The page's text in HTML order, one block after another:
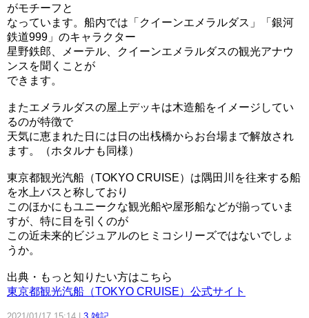
がモチーフと
なっています。船内では「クイーンエメラルダス」「銀河
鉄道999」のキャラクター
星野鉄郎、メーテル、クイーンエメラルダスの観光アナウ
ンスを聞くことが
できます。
またエメラルダスの屋上デッキは木造船をイメージしてい
るのが特徴で
天気に恵まれた日には日の出桟橋からお台場まで解放され
ます。（ホタルナも同様）
東京都観光汽船（TOKYO CRUISE）は隅田川を往来する船
を水上バスと称しており
このほかにもユニークな観光船や屋形船などが揃っていま
すが、特に目を引くのが
この近未来的ビジュアルのヒミコシリーズではないでしょ
うか。
出典・もっと知りたい方はこちら
東京都観光汽船（TOKYO CRUISE）公式サイト